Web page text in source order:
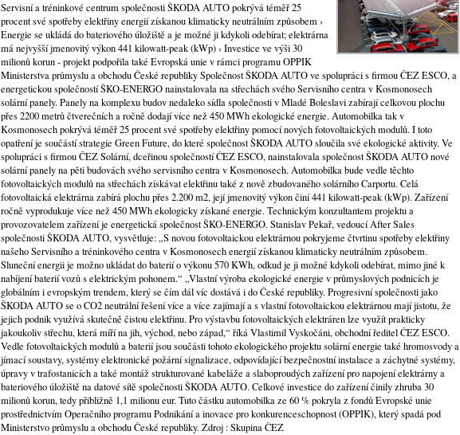
Servisní a tréninkové centrum společnosti ŠKODA AUTO pokrývá téměř 25
procent své spotřeby elektřiny energií získanou klimaticky neutrálním způsobem ›
Energie se ukládá do bateriového úložiště a je možné ji kdykoli odebírat; elektrárna
má nejvyšší jmenovitý výkon 441 kilowatt-peak (kWp) › Investice ve výši 30
milionů korun - projekt podpořila také Evropská unie v rámci programu OPPIK
Ministerstva průmyslu a obchodu České republiky Společnost ŠKODA AUTO ve spolupráci s firmou ČEZ ESCO, a
energetickou společností ŠKO-ENERGO nainstalovala na střechách svého Servisního centra v Kosmonosech
solární panely. Panely na komplexu budov nedaleko sídla společnosti v Mladé Boleslavi zabírají celkovou plochu
přes 2200 metrů čtverečních a ročně dodají více než 450 MWh ekologické energie. Automobilka tak v
Kosmonosech pokrývá téměř 25 procent své spotřeby elektřiny pomocí nových fotovoltaických modulů. I toto
opatření je součástí strategie Green Future, do které společnost ŠKODA AUTO sloučila své ekologické aktivity. Ve
spolupráci s firmou ČEZ Solární, dceřinou společností ČEZ ESCO, nainstalovala společnost ŠKODA AUTO nové
solární panely na pěti budovách svého servisního centra v Kosmonosech. Automobilka bude vedle těchto
fotovoltaických modulů na střechách získávat elektřinu také z nově zbudovaného solárního Carportu. Celá
fotovoltaická elektrárna zabírá plochu přes 2.200 m2, její jmenovitý výkon činí 441 kilowatt-peak (kWp). Zařízení
ročně vyprodukuje více než 450 MWh ekologicky získané energie. Technickým konzultantem projektu a
provozovatelem zařízení je energetická společnost ŠKO-ENERGO. Stanislav Pekař, vedoucí After Sales
společnosti ŠKODA AUTO, vysvětluje: „S novou fotovoltaickou elektrárnou pokryjeme čtvrtinu spotřeby elektřiny
našeho Servisního a tréninkového centra v Kosmonosech energií získanou klimaticky neutrálním způsobem.
Sluneční energii je možno ukládat do baterií o výkonu 570 KWh, odkud je ji možné kdykoli odebírat, mimo jiné k
nabíjení baterií vozů s elektrickým pohonem.“ „Vlastní výroba ekologické energie v průmyslových podnicích je
globálním i evropským trendem, který se čím dál víc dostává i do České republiky. Progresivní společnosti jako
ŠKODA AUTO se o CO2 neutrální řešení více a více zajímají a s vlastní fotovoltaickou elektrárnou mají jistotu, že
jejich podnik využívá skutečně čistou elektřinu. Pro výstavbu fotovoltaických elektráren lze využít prakticky
jakoukoliv střechu, která míří na jih, východ, nebo západ,“ říká Vlastimil Vyskočáni, obchodní ředitel ČEZ ESCO.
Vedle fotovoltaických modulů a baterií jsou součásti tohoto ekologického projektu solární energie také hromosvody a
jímací soustavy, systémy elektronické požární signalizace, odpovídající bezpečnostní instalace a záchytné systémy,
úpravy v trafostanicích a také montáž strukturované kabeláže a slaboproudých zařízení pro napojení elektrárny a
bateriového úložiště na datové sítě společnosti ŠKODA AUTO. Celkové investice do zařízení činily zhruba 30
milionů korun, tedy přibližně 1,1 milionu eur. Tuto částku automobilka ze 60 % pokryla z fondů Evropské unie
prostřednictvím Operačního programu Podnikání a inovace pro konkurenceschopnost (OPPIK), který spadá pod
Ministerstvo průmyslu a obchodu České republiky. Zdroj : Skupina ČEZ